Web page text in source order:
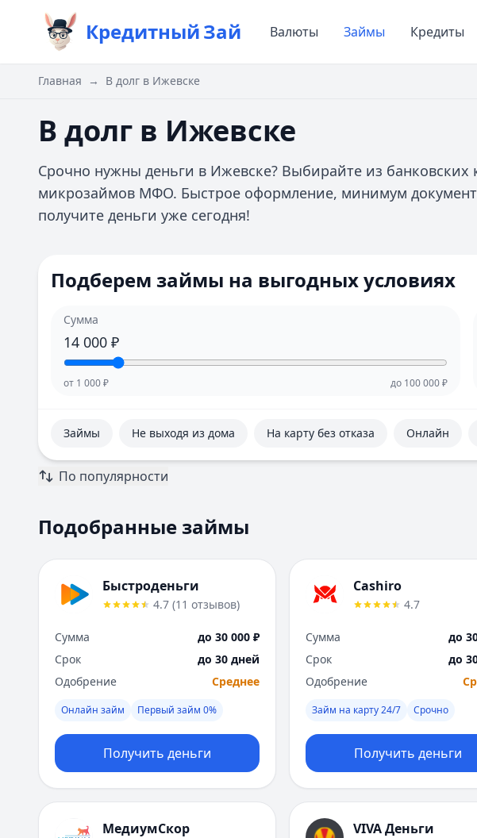
КредитныйЗай Валюты Займы Кредиты
Главная → В долг в Ижевске
В долг в Ижевске
Срочно нужны деньги в Ижевске? Выбирайте из банковских
микрозаймов МФО. Быстрое оформление, минимум
получите деньги уже сегодня!
Подберем займы на выгодных условиях
Сумма
14 000 ₽
от 1 000₽ до 100 000₽
Займы Не выходя из дома На карту без отказа Онлайн
По популярности
Подобранные займы
Быстроденьги
4.7 (11 отзывов)
Сумма
до 30 000 ₽
Срок
до 30 дней
Одобрение
Среднее
Онлайн займ Первый займ 0%
Получить деньги
Cashiro
4.7
Сумма
до
Срок
до
Одобрение
Займ на карту 24/7 Срочно
Получить деньги
МедиумСкор VIVA Деньги